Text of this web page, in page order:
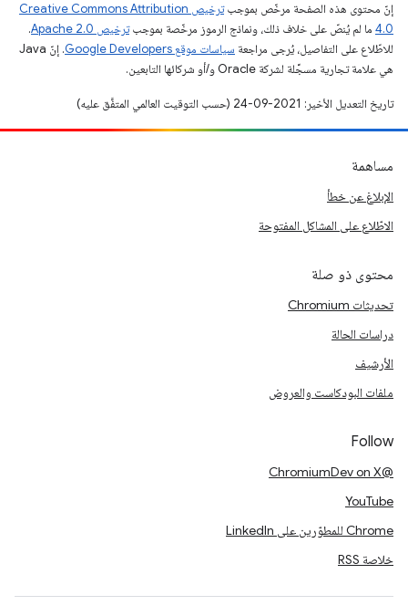
إنّ محتوى هذه الصفحة مرخّص بموجب
ترخيص Creative Commons Attribution
4.0‏ ما لم يُنصّ على خلاف ذلك، ونماذج الرموز مرخّصة بموجبترخيص Apache 2.0‏
.
للاطّلاع على التفاصيل، يُرجى مراجعة سياسات موقع Google Developers‏
. إنّ Java
هي علامة تجارية مسجَّلة لشركة Oracle و/أو شركائها التابعين.
تاريخ التعديل الأخير: 2021-09-24 (حسب التوقيت العالمي المتفَّق عليه)
مساهمة
الإبلاغ عن خطأ
الاطّلاع على المشاكل المفتوحة
محتوى ذو صلة
تحديثات Chromium
دراسات الحالة
الأرشيف
ملفات البودكاست والعروض
Follow
@ChromiumDev on X
YouTube
Chrome للمطوّرين على LinkedIn
خلاصة RSS